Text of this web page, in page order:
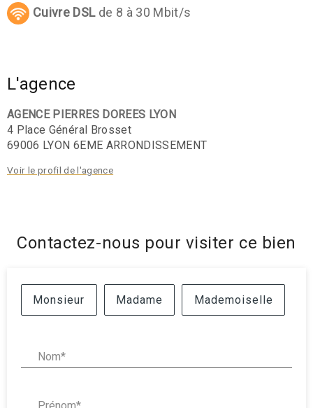
Cuivre DSLde 8 à 30 Mbit/s
L'agence
AGENCE PIERRES DOREES LYON
4 Place Général Brosset
69006 LYON 6EME ARRONDISSEMENT
Voir le profil de l'agence
Contactez-nous pour visiter ce bien
Civilité :
Monsieur Madame Mademoiselle